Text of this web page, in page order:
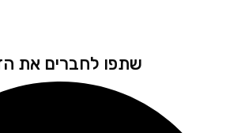
שתפו לחברים את הדף!